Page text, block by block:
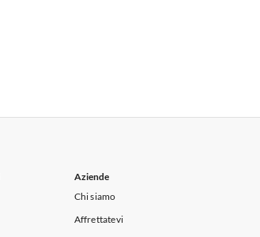
Aziende
Chi siamo
Affrettatevi